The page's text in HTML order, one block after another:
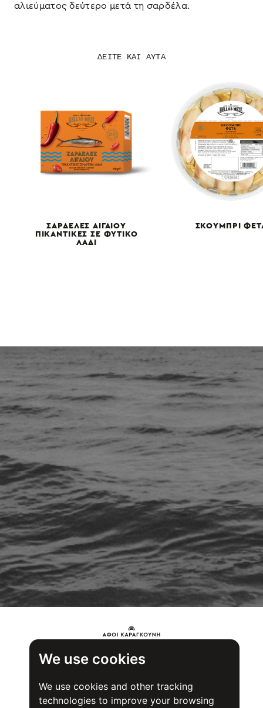
We use cookies
We use cookies and other tracking
technologies to improve your browsing
αλιεύματος δεύτερο μετά τη σαρδέλα.
ΔΕΙΤΕ ΚΑΙ ΑΥΤΑ
ΣΑΡΔΕΛΕΣ ΑΙΓΑΙΟΥ
ΠΙΚΑΝΤΙΚΕΣ ΣΕ ΦΥΤΙΚΟ
ΛΑΔΙ
ΣΚΟΥΜΠΡΙ